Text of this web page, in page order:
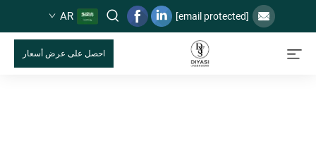
[email protected]
AR
احصل على عرض أسعار